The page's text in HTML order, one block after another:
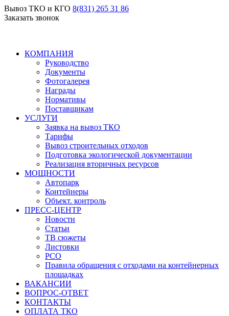
Вывоз ТКО и КГО 8(831) 265 31 86
Заказать звонок
КОМПАНИЯ
Руководство
Документы
Фотогалерея
Награды
Нормативы
Поставщикам
УСЛУГИ
Заявка на вывоз ТКО
Тарифы
Вывоз строительных отходов
Подготовка экологической документации
Реализация вторичных ресурсов
МОЩНОСТИ
Автопарк
Контейнеры
Объект. контроль
ПРЕСС-ЦЕНТР
Новости
Статьи
ТВ сюжеты
Листовки
РСО
Правила обращения с отходами на контейнерных
площадках
ВАКАНСИИ
ВОПРОС-ОТВЕТ
КОНТАКТЫ
ОПЛАТА ТКО